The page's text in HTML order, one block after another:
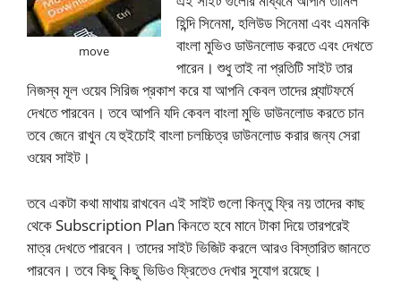
move
হিন্দি সিনেমা, হলিউড সিনেমা এবং এমনকি
বাংলা মুভিও ডাউনলোড করতে এবং দেখতে
পারেন। শুধু তাই না প্রতিটি সাইট তার
নিজস্ব মূল ওয়েব সিরিজ প্রকাশ করে যা আপনি কেবল তাদের প্ল্যাটফর্মে
দেখতে পারবেন। তবে আপনি যদি কেবল বাংলা মুভি ডাউনলোড করতে চান
তবে জেনে রাখুন যে হুইচোই বাংলা চলচ্চিত্র ডাউনলোড করার জন্য সেরা
ওয়েব সাইট।
তবে একটা কথা মাথায় রাখবেন এই সাইট গুলো কিন্তু ফ্রি নয় তাদের কাছ
থেকে Subscription Plan কিনতে হবে মানে টাকা দিয়ে তারপরেই
মাত্র দেখতে পারবেন। তাদের সাইট ভিজিট করলে আরও বিস্তারিত জানতে
পারবেন। তবে কিছু কিছু ভিডিও ফ্রিতেও দেখার সুযোগ রয়েছে।